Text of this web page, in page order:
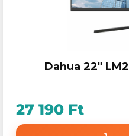
Dahua 22"
27 190 Ft